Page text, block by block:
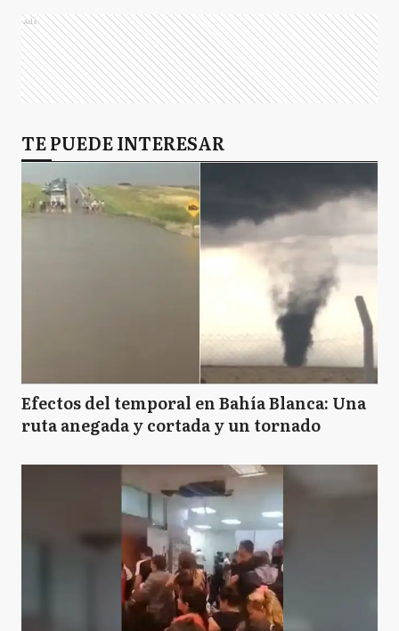
Ads
TE PUEDE INTERESAR
Efectos del temporal en Bahía Blanca: Una
ruta anegada y cortada y un tornado